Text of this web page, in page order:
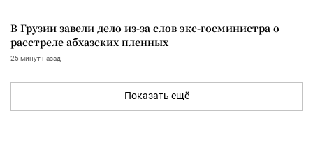
В Грузии завели дело из-за слов экс-госминистра о
расстреле абхазских пленных
25 минут назад
Показать ещё